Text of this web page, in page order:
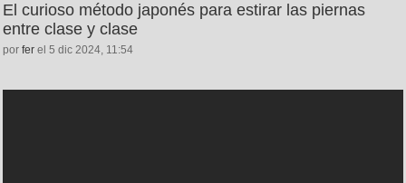
El curioso método japonés para estirar las piernas
entre clase y clase
por fer el 5 dic 2024, 11:54